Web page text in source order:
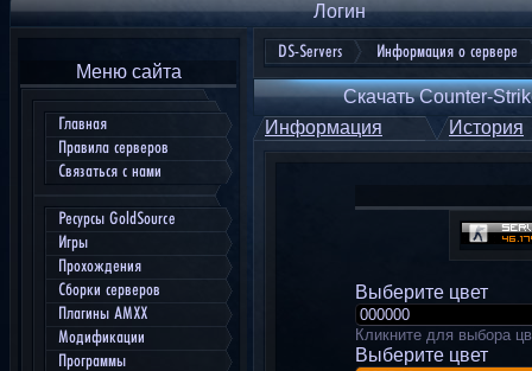
Логин
Меню сайта
Главная
Правила серверов
Связаться с нами
Ресурсы GoldSource
Игры
Прохождения
Сборки серверов
Плагины AMXX
Модификации
Программы
DS-Servers Информация о сервере
Скачать Counter-
Информация
История
Выберите цвет
Кликните для выбора
Выберите цвет